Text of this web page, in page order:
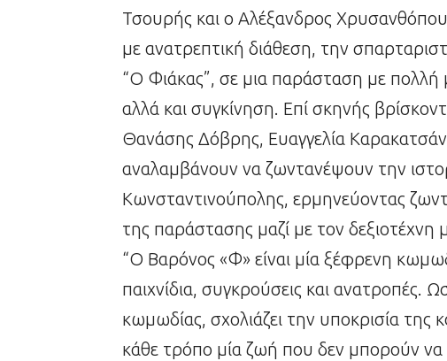
Τσουρής και ο Αλέξανδρος
με ανατρεπτική διάθεση, την
“Ο Φιάκας”, σε μια παράσταση με πολλή
αλλά και συγκίνηση. Επί σκηνής
Θανάσης Δόβρης, Ευαγγελία
αναλαμβάνουν να ζωντανέψουν την
Κωνσταντινούπολης, ερμηνεύοντας
της παράστασης μαζί με τον δεξιοτέχνη
“Ο Βαρόνος «Φ» είναι μία ξέφρενη
παιχνίδια, συγκρούσεις και
κωμωδίας, σχολιάζει την υποκρισία της
κάθε τρόπο μία ζωή που δεν μπορούν να